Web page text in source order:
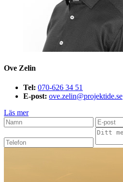
Ove Zelin
Tel: 070-626 34 51
E-post: ove.zelin@projektide.se
Läs mer